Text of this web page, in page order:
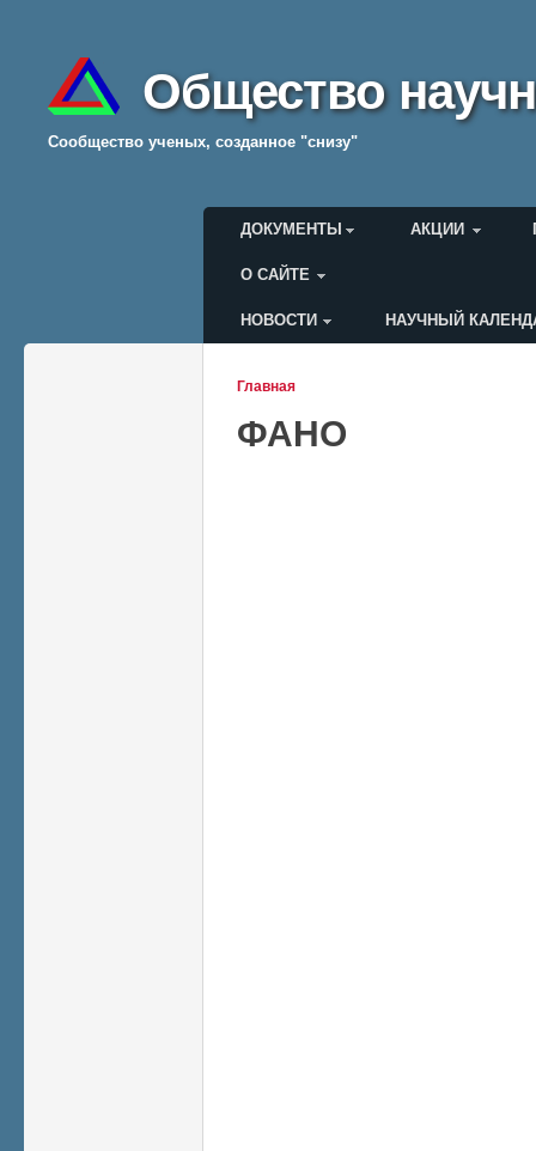
Общество
Cообщество ученых, созданное "снизу"
Главное меню
ДОКУМЕНТЫ АКЦИИ
О САЙТЕ
Меню пользователя
НОВОСТИ НАУЧНЫЙ
Вы здесь
Главная
ФАНО